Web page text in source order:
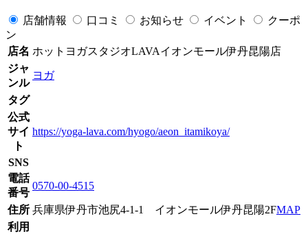
店舗情報 口コミ お知らせ イベント
クーポ
ン
店名 ホットヨガスタジオLAVAイオンモール伊丹昆陽店
ジャ
ンル
ヨガ
タグ
公式
サイ
ト
https://yoga-lava.com/hyogo/aeon_itamikoya/
SNS
電話
番号
0570-00-4515
住所 兵庫県伊丹市池尻4-1-1 イオンモール伊丹昆陽2FMAP
利用